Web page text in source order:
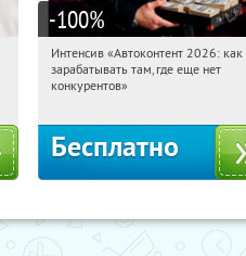
-100%
20:52:46 Получили:
Россия
Интенсив «Автоконтент 2026: как
зарабатывать там, где еще нет
конкурентов»
Бесплатно